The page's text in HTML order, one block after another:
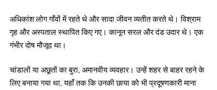
अधिकांश लोग गाँवों में रहते थे और सादा जीवन व्यतीत करते थे। विश्राम
गृह और अस्पताल स्थापित किए गए। कानून सरल और दंड उदार थे। एक
गंभीर दोष मौजूद था।
चांडालों या अछूतों का बुरा, अमानवीय व्यवहार। उन्हें शहर से बाहर रहने के
लिए बनाया गया था, यहाँ तक कि उनकी छाया को भी प्रदूषणकारी माना